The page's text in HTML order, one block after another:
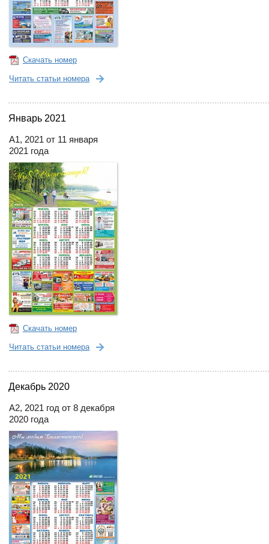
Скачать номер
Читать статьи номера
Январь 2021
А1, 2021 от 11 января
2021 года
Скачать номер
Читать статьи номера
Декабрь 2020
А2, 2021 год от 8 декабря
2020 года